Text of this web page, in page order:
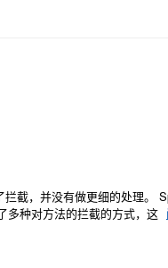
截，并没有做更细的处理。
多种对方法的拦截的方式，这